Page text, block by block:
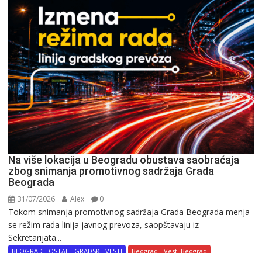
Na više lokacija u Beogradu obustava saobraćaja
zbog snimanja promotivnog sadržaja Grada
Beograda
31/07/2026 Alex 0
Tokom snimanja promotivnog sadržaja Grada Beograda menja
se režim rada linija javnog prevoza, saopštavaju iz
Sekretarijata...
BEOGRAD - OSTALE GRADSKE VESTI Beograd - Vesti Beograd